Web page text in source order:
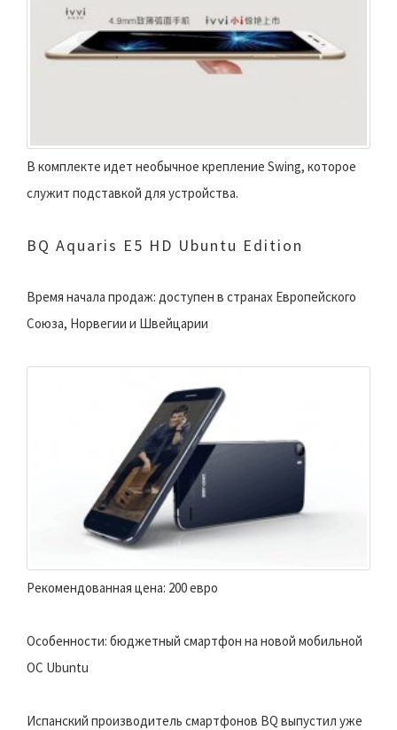
В комплекте идет необычное крепление Swing, которое
служит подставкой для устройства.
BQ Aquaris E5 HD Ubuntu Edition
Время начала продаж: доступен в странах Европейского
Союза, Норвегии и Швейцарии
Рекомендованная цена: 200 евро
Особенности: бюджетный смартфон на новой мобильной
ОС Ubuntu
Испанский производитель смартфонов BQ выпустил уже